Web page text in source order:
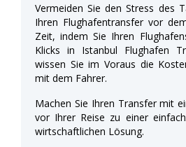
Vermeiden Sie den Stress des
Ihren Flughafentransfer vor
Zeit, indem Sie Ihren
Klicks in Istanbul Flughafen
wissen Sie im Voraus die
mit dem Fahrer.
Machen Sie Ihren Transfer mit
vor Ihrer Reise zu einer
wirtschaftlichen Lösung.